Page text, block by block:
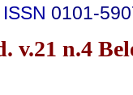
ISSN 0101-
v.21 n.4